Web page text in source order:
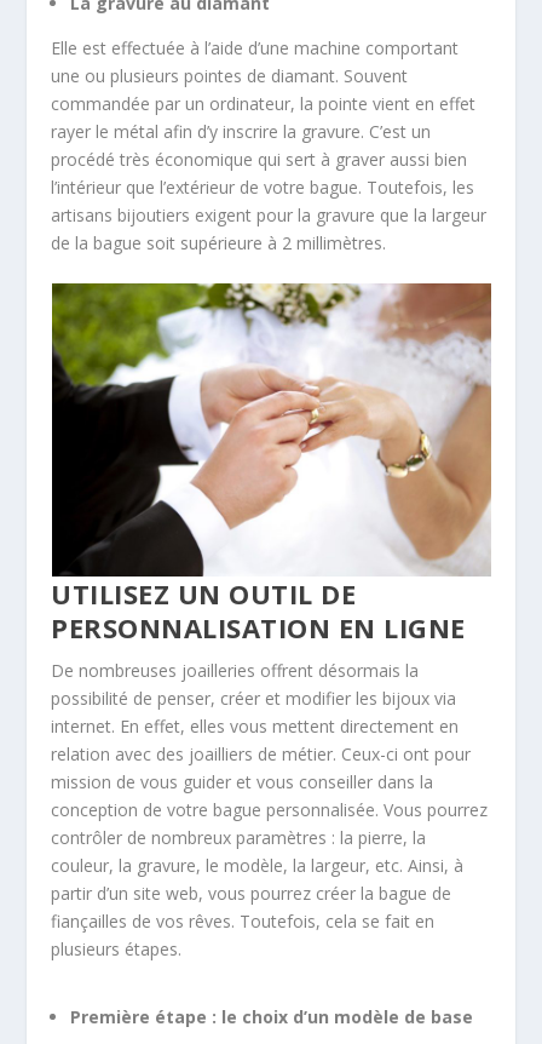
Elle est effectuée à l’aide d’une machine comportant
une ou plusieurs pointes de diamant. Souvent
commandée par un ordinateur, la pointe vient en effet
rayer le métal afin d’y inscrire la gravure. C’est un
procédé très économique qui sert à graver aussi bien
l’intérieur que l’extérieur de votre bague. Toutefois, les
artisans bijoutiers exigent pour la gravure que la largeur
de la bague soit supérieure à 2 millimètres.
UTILISEZ UN OUTIL DE
PERSONNALISATION EN LIGNE
De nombreuses joailleries offrent désormais la
possibilité de penser, créer et modifier les bijoux via
internet. En effet, elles vous mettent directement en
relation avec des joailliers de métier. Ceux-ci ont pour
mission de vous guider et vous conseiller dans la
conception de votre bague personnalisée. Vous pourrez
contrôler de nombreux paramètres : la pierre, la
couleur, la gravure, le modèle, la largeur, etc. Ainsi, à
partir d’un site web, vous pourrez créer la bague de
fiançailles de vos rêves. Toutefois, cela se fait en
plusieurs étapes.
Première étape : le choix d’un modèle de base